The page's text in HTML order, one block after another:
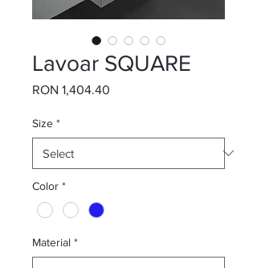
Lavoar SQUARE
RON 1,404.40
Size *
Color *
Material *